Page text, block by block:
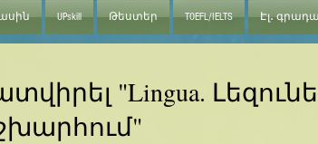
UPskill Թեստեր TOEFL/IELTS Էլ․
"Lingua.